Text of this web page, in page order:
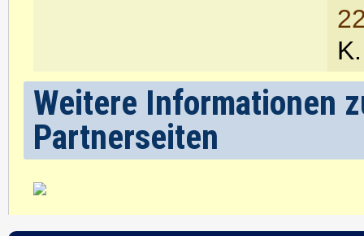
K.
Weitere Informationen
Partnerseiten